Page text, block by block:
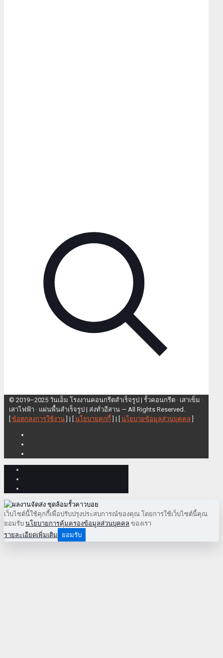
© 2019–2025 วันเอ็ม โรงงานคอนกรีตสำเร็จรูป | รั้วคอนกรีต · เสาเข็ม ·
เสาไฟฟ้า · แผ่นพื้นสำเร็จรูป | ส่งทั่วอีสาน — All Rights Reserved.
ข้อตกลงการใช้งาน ] | [ นโยบายคุกกี้ ] | [ นโยบายข้อมูลส่วนบุคคล
เว็บไซต์นี้ใช้คุกกี้เพื่อปรับปรุงประสบการณ์ของคุณ โดยการใช้เว็บไซต์นี้คุณ
ยอมรับ นโยบายการคุ้มครองข้อมูลส่วนบุคคล ของเรา
รายละเอียดเพิ่มเติม
ยอมรับ